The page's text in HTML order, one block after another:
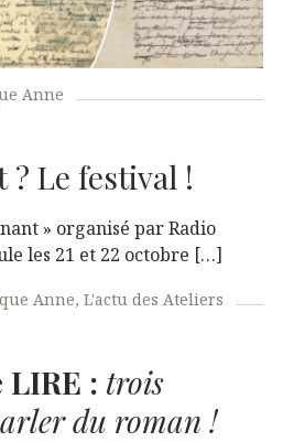
Anne
Le festival !
» organisé par Radio
les 21 et 22 octobre […]
Anne L'actu des Ateliers
LIRE : trois
du roman !